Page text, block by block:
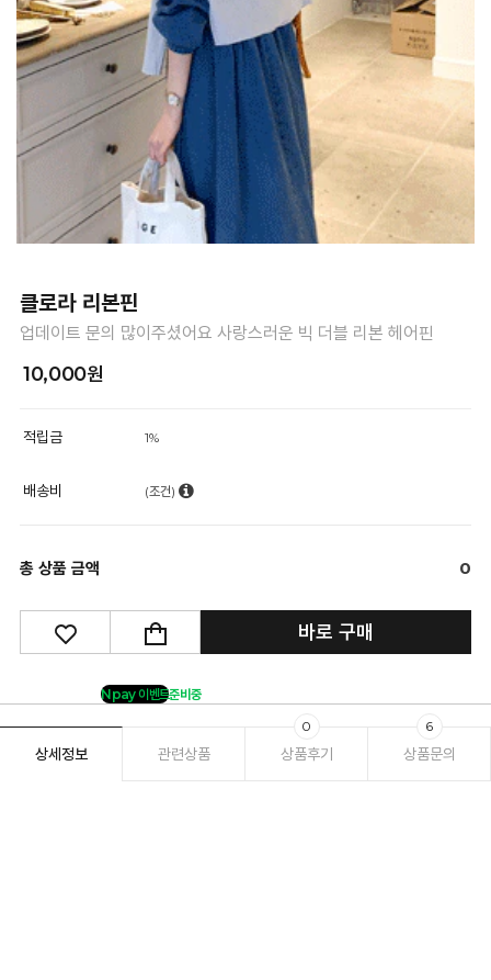
클로라 리본핀
업데이트 문의 많이주셨어요 사랑스러운 빅 더블 리본 헤어핀
10,000원
적립금 1%
배송비 (조건)
총 상품 금액 0
바로 구매
Npay 이벤트준비중
상세정보 관련상품 상품후기
0
상품문의
6